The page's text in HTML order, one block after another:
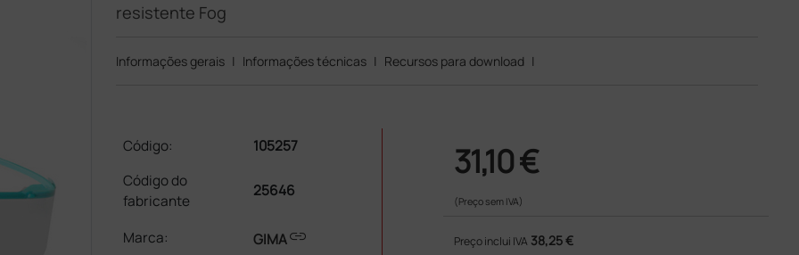
resistente Fog
Informações gerais | Informações técnicas | Recursos para download |
Código:
105257
Código do
fabricante
25646
Marca: GIMAlink
31,10 €
(Preço sem IVA)
Preço inclui IVA 38,25 €